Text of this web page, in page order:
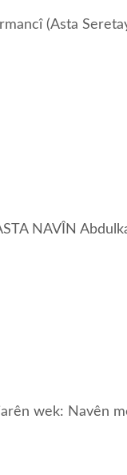
(Asta
NAVÎN
wek: Navên